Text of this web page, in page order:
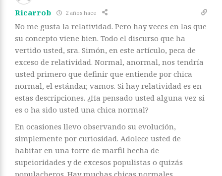
Ricarrob 2 años hace
No me gusta la relatividad. Pero hay veces en las que
su concepto viene bien. Todo el discurso que ha
vertido usted, sra. Simón, en este artículo, peca de
exceso de relatividad. Normal, anormal, nos tendría
usted primero que definir que entiende por chica
normal, el estándar, vamos. Si hay relatividad es en
estas descripciones. ¿Ha pensado usted alguna vez si
es o ha sido usted una chica normal?
En ocasiones llevo observando su evolución,
simplemente por curiosidad. Adolece usted de
habitar en una torre de marfil hecha de
supeioridades y de excesos populistas o quizás